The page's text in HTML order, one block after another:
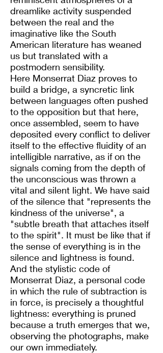
dreamlike activity suspended
between the real and the
imaginative like the South
American literature has weaned
us but translated with a
postmodern sensibility.
Here Monserrat Diaz proves to
build a bridge, a syncretic link
between languages often pushed
to the opposition but that here,
once assembled, seem to have
deposited every conflict to deliver
itself to the effective fluidity of an
intelligible narrative, as if on the
signals coming from the depth of
the unconscious was thrown a
vital and silent light. We have said
of the silence that "represents the
kindness of the universe", a
"subtle breath that attaches itself
to the spirit". It must be like that if
the sense of everything is in the
silence and lightness is found.
And the stylistic code of
Monserrat Diaz, a personal code
in which the rule of subtraction is
in force, is precisely a thoughtful
lightness: everything is pruned
because a truth emerges that we,
observing the photographs, make
our own immediately.